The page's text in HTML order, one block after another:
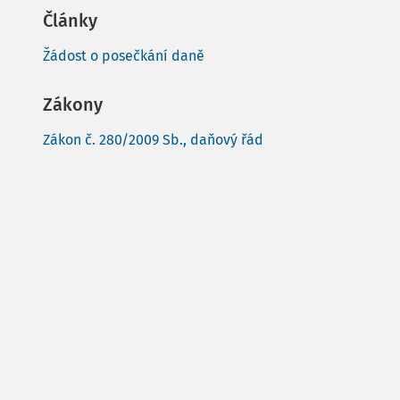
Články
Žádost o posečkání daně
Zákony
Zákon č. 280/2009 Sb., daňový řád